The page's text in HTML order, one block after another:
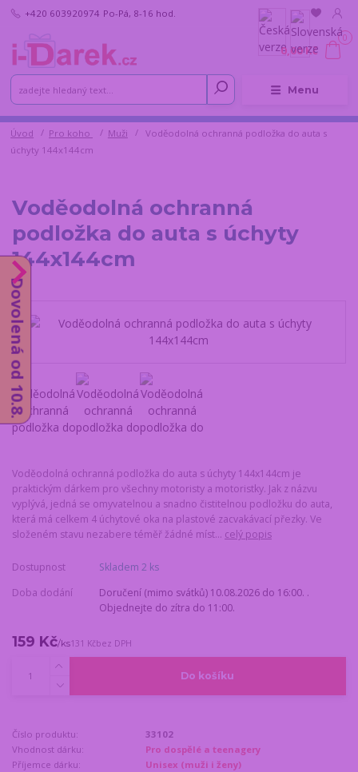
Menu
+420 603920974 Po-Pá, 8-16 hod.
0
0,00 Kč
Úvod Pro koho Muži
Voděodolná ochranná podložka do auta s
úchyty 144x144cm
Voděodolná ochranná
podložka do auta s úchyty
144x144cm
Voděodolná ochranná podložka do auta s úchyty 144x144cm je
praktickým dárkem pro všechny motoristy a motoristky. Jak z názvu
vyplývá, jedná se omyvatelnou a snadno čistitelnou podložku do auta,
která má celkem 4 úchytové oka na plastové zacvakávací přezky. Ve
složeném stavu nezabere téměř žádné míst... celý popis
Dostupnost
Skladem 2 ks
Doba dodání
Doručení (mimo svátků) 10.08.2026 do 16:00. .
Objednejte do zítra do 11:00.
159 Kč/ks131 Kčbez DPH
Do košíku
Číslo produktu:
33102
Vhodnost dárku:
Pro dospělé a teenagery
Příjemce dárku:
Unisex (muži i ženy)
Dovolená od 10.8.